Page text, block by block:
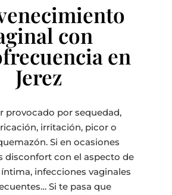
con
en
Jerez
provocado por sequedad,
irritación, picor o
Si en ocasiones
disconfort con el aspecto de
infecciones vaginales
Si te pasa que